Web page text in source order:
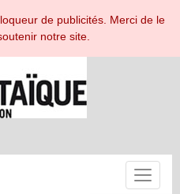
Toggle
de publicités. Merci de le
notre site.